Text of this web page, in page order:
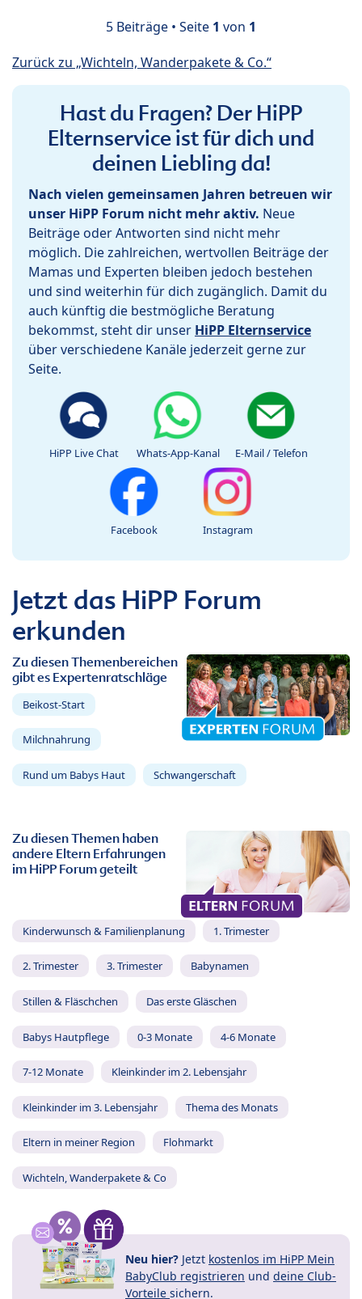
5 Beiträge • Seite 1 von 1
Zurück zu „Wichteln, Wanderpakete & Co.“
Hast du Fragen? Der HiPP
Elternservice ist für dich und
deinen Liebling da!
Nach vielen gemeinsamen Jahren betreuen wir
unser HiPP Forum nicht mehr aktiv. Neue
Beiträge oder Antworten sind nicht mehr
möglich. Die zahlreichen, wertvollen Beiträge der
Mamas und Experten bleiben jedoch bestehen
und sind weiterhin für dich zugänglich. Damit du
auch künftig die bestmögliche Beratung
bekommst, steht dir unser HiPP Elternservice
über verschiedene Kanäle jederzeit gerne zur
Seite.
HiPP Live Chat Whats-App-Kanal E-Mail / Telefon
Facebook Instagram
Jetzt das HiPP Forum
erkunden
Zu diesen Themenbereichen
gibt es Expertenratschläge
Beikost-Start
Milchnahrung
Rund um Babys Haut Schwangerschaft
Zu diesen Themen haben
andere Eltern Erfahrungen
im HiPP Forum geteilt
Kinderwunsch & Familienplanung 1. Trimester
2. Trimester 3. Trimester Babynamen
Stillen & Fläschchen Das erste Gläschen
Babys Hautpflege 0-3 Monate 4-6 Monate
7-12 Monate Kleinkinder im 2. Lebensjahr
Kleinkinder im 3. Lebensjahr Thema des Monats
Eltern in meiner Region Flohmarkt
Wichteln, Wanderpakete & Co
Neu hier? Jetzt kostenlos im HiPP Mein
BabyClub registrieren und deine Club-
Vorteile sichern.